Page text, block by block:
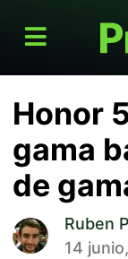
Honor
gama
de
Ruben
14